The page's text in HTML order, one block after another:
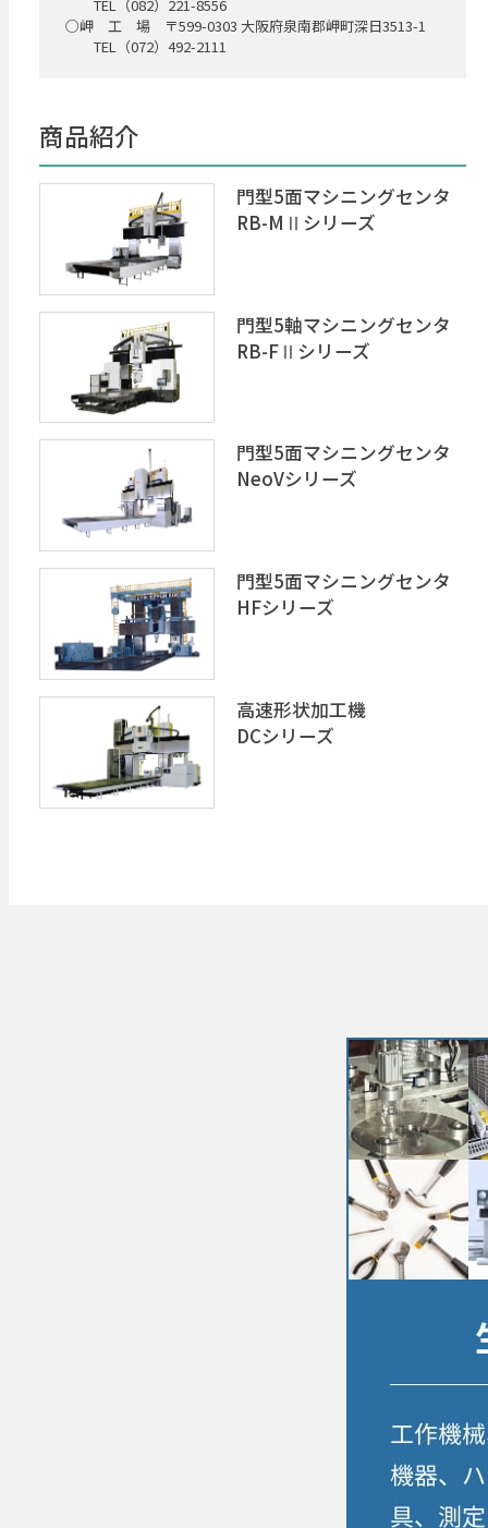
TEL（082）221-8556
○岬 工 場 〒599-0303 大阪府泉南郡岬町深日3513-1
TEL（072）492-2111
商品紹介
門型5面マシニングセンタ
RB-MⅡシリーズ
門型5軸マシニングセンタ
RB-FⅡシリーズ
門型5面マシニングセンタ
NeoVシリーズ
門型5面マシニングセンタ
HFシリーズ
高速形状加工機
DCシリーズ